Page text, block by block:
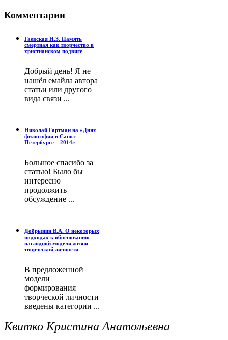
Комментарии
Гаевская Н.З. Память
смертная как творчество в
христианском подвиге
Добрый день! Я не
нашёл емайла автора
статьи или другого
вида связи ...
Николай Гартман на «Днях
философии в Санкт-
Петербурге – 2014»
Большое спасибо за
статью! Было бы
интересно
продолжить
обсуждение ...
Добрынин В.А. О некоторых
подходах к обоснованию
наглядной модели жизни
творческой личности
В предложенной
модели
формирования
творческой личности
введены категории ...
Квитко Кристина Анатольевна